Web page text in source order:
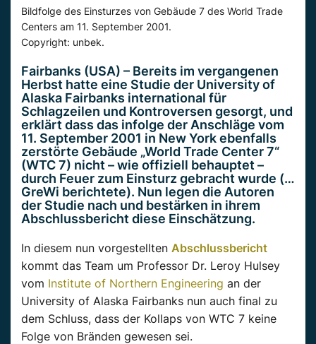
Bildfolge des Einsturzes von Gebäude 7 des World Trade
Centers am 11. September 2001.
Copyright: unbek.
Fairbanks (USA) – Bereits im vergangenen
Herbst hatte eine Studie der University of
Alaska Fairbanks international für
Schlagzeilen und Kontroversen gesorgt, und
erklärt dass das infolge der Anschläge vom
11. September 2001 in New York ebenfalls
zerstörte Gebäude „World Trade Center 7“
(WTC 7) nicht – wie offiziell behauptet –
durch Feuer zum Einsturz gebracht wurde (…
GreWi berichtete). Nun legen die Autoren
der Studie nach und bestärken in ihrem
Abschlussbericht diese Einschätzung.
In diesem nun vorgestellten Abschlussbericht
kommt das Team um Professor Dr. Leroy Hulsey
vom Institute of Northern Engineering an der
University of Alaska Fairbanks nun auch final zu
dem Schluss, dass der Kollaps von WTC 7 keine
Folge von Bränden gewesen sei.